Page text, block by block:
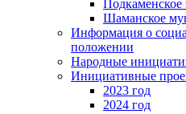
Подкаменское
Шаманское
Информация о
положении
Народные
Инициативные
2023 год
2024 год